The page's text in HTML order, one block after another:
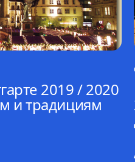
2019 / 2020
и традициям